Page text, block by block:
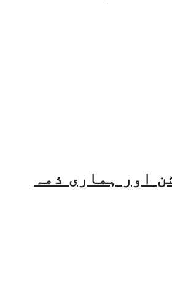
اور ہماری ذمہ